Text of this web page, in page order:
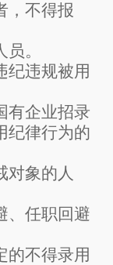
，不得报
。
纪违规被用
有企业招录
纪律行为的
对象的人
、任职回避
的不得录用